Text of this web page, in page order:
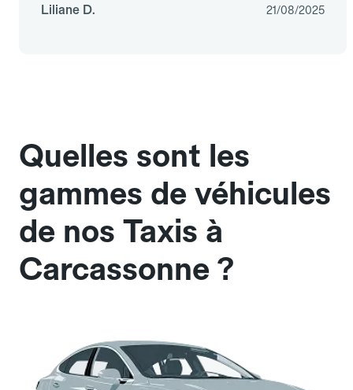
Liliane D. 21/08/2025
Quelles sont les
gammes de véhicules
de nos Taxis à
Carcassonne ?